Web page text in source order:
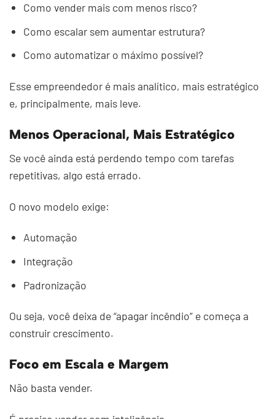
Como vender mais com menos risco?
Como escalar sem aumentar estrutura?
Como automatizar o máximo possível?
Esse empreendedor é mais analítico, mais estratégico
e, principalmente, mais leve.
Menos Operacional, Mais Estratégico
Se você ainda está perdendo tempo com tarefas
repetitivas, algo está errado.
O novo modelo exige:
Automação
Integração
Padronização
Ou seja, você deixa de “apagar incêndio” e começa a
construir crescimento.
Foco em Escala e Margem
Não basta vender.